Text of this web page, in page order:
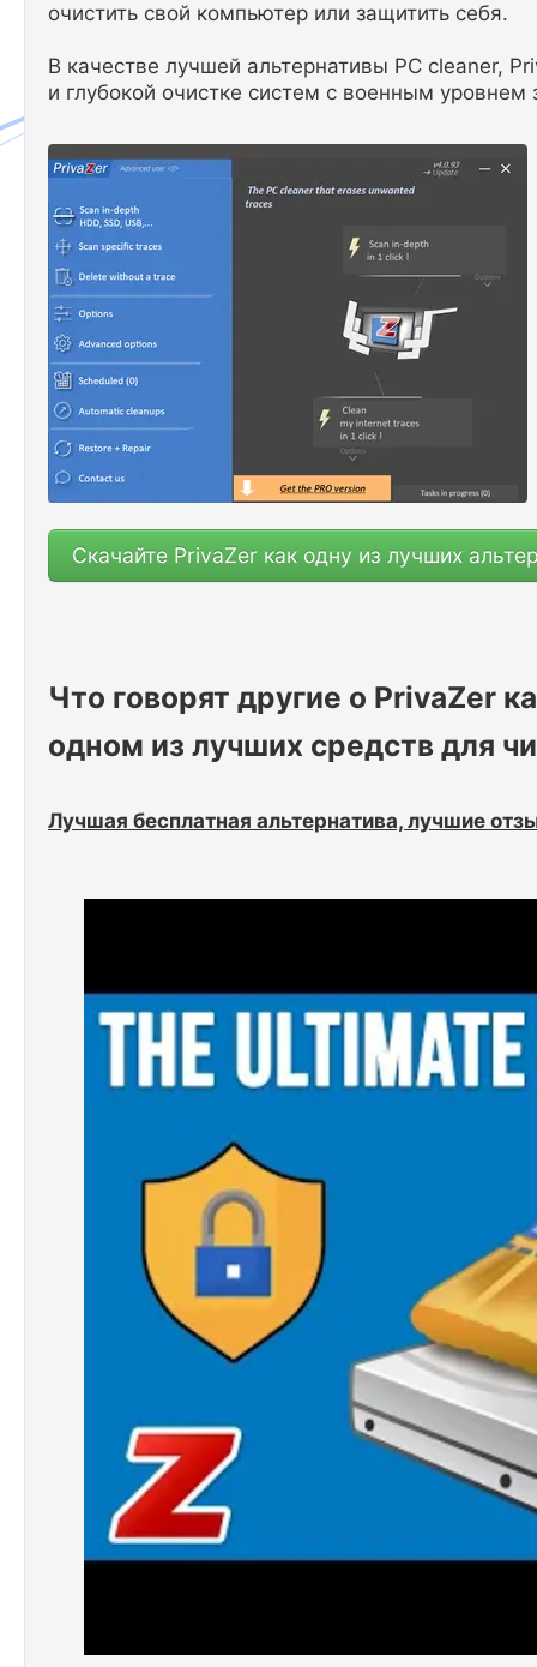
очистить свой компьютер или защитить себя.
В качестве лучшей альтернативы PC cleaner,
и глубокой очистке систем с военным
Скачайте PrivaZer как одну из лучших
Что говорят другие о PrivaZer
одном из лучших средств для
Лучшая бесплатная альтернатива, лучшие